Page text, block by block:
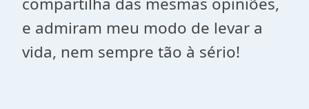
e admiram meu modo de levar a
vida, nem sempre tão à sério!